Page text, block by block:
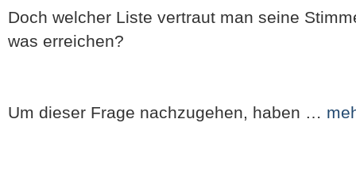
Doch welcher Liste vertraut man seine
was erreichen?
Um dieser Frage nachzugehen, haben …